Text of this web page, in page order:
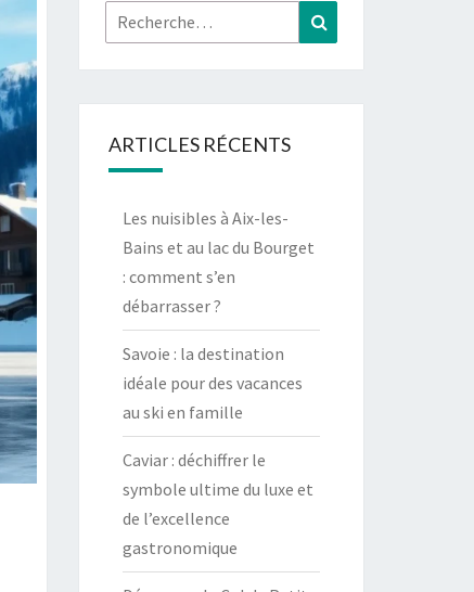
Rechercher :
ARTICLES RÉCENTS
Les nuisibles à Aix-les-
Bains et au lac du Bourget
: comment s’en
débarrasser ?
Savoie : la destination
idéale pour des vacances
au ski en famille
Caviar : déchiffrer le
symbole ultime du luxe et
de l’excellence
gastronomique